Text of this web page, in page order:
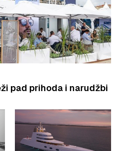
pad prihoda i narudžbi